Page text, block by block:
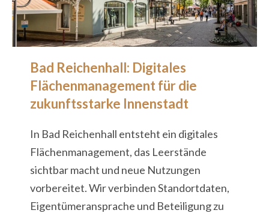
Bad Reichenhall: Digitales
Flächenmanagement für die
zukunftsstarke Innenstadt
In Bad Reichenhall entsteht ein digitales
Flächenmanagement, das Leerstände
sichtbar macht und neue Nutzungen
vorbereitet. Wir verbinden Standortdaten,
Eigentümeransprache und Beteiligung zu